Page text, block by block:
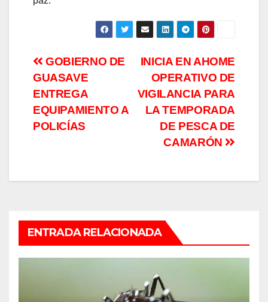
Navegación
de
entradas
​INICIA EN AHOME
OPERATIVO DE
VIGILANCIA PARA
LA TEMPORADA
DE PESCA DE
CAMARÓN
GOBIERNO DE
GUASAVE
ENTREGA
EQUIPAMIENTO A
POLICÍAS
ENTRADA RELACIONADA